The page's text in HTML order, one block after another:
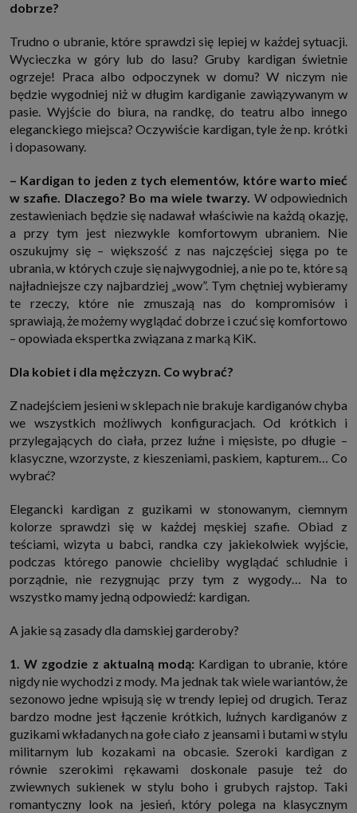
http://www.sagier.pl/
danych osobowych będą także nasi Zaufani Partnerzy. Listę Zaufanych
Partnerów możesz sprawdzić w każdym momencie na stronie naszej
polityki prywatnościi tam też zmodyfikować lub cofnąć swoje zgody.
Podstawa i cel przetwarzania
Twoje dane przetwarzamy w następujących celach:
1. Jeśli zawieramy z Tobą umowę o realizację danej usługi (np. usługi
zapewniającej Ci możliwość zapoznania się z jednym z naszych serwisów
w oparciu o treść regulaminu tego serwisu), to możemy przetwarzać
2. Zapewnianie bezpieczeństwa usługi (np. sprawdzenie, czy do Twojego
konta nie loguje się nieuprawniona osoba), dokonanie pomiarów
statystycznych, ulepszanie naszych usług i dopasowanie ich do potrzeb i
wygody użytkowników (np. personalizowanie treści w usługach), jak
interesujesz się motoryzacją i oglądasz artykuły w biznesistyl.pl lub na
innych stronach internetowych, to możemy Ci wyświetlić reklamę
dotyczącą artykułu w serwisie biznesistyl.pl/automoto. Takie
przetwarzanie danych to realizacja naszych prawnie uzasadnionych
interesów.
3. Za Twoją zgodą usługi marketingowe dostarczą Ci nasi Zaufani
Partnerzy oraz my dla podmiotów trzecich. Aby móc pokazać interesujące
Cię reklamy (np. produktu, którego możesz potrzebować) reklamodawcy i
ich przedstawiciele chcieliby mieć możliwość przetwarzania Twoich
internetowymi. Udzielenie takiej zgody jest dobrowolne, nie musisz jej
udzielać, nie pozbawi Cię to dostępu do naszych usług. Masz również
momencie.
Twoje dane przetwarzane będą do czasu istnienia podstawy do ich
przetwarzania, czyli w przypadku udzielenia zgody do momentu jej
cofnięcia, ograniczenia lub innych działań z Twojej strony ograniczających
tę zgodę, w przypadku niezbędności danych do wykonania umowy, przez
czas jej wykonywania i ewentualnie okres przedawnienia roszczeń z niej
(zwykle nie więcej niż 3 lata, a maksymalnie 10 lat), a w przypadku, gdy
do czasu zgłoszenia przez Ciebie skutecznego sprzeciwu.
Przekazywanie danych
Administratorzy danych mogą powierzać Twoje dane podwykonawcom IT,
księgowym, agencjom marketingowym etc. Zrobią to jedynie na
podstawie umowy o powierzenie przetwarzania danych zobowiązującej
taki podmiot do odpowiedniego zabezpieczenia danych i niekorzystania z
Na naszych stronach używamy znaczników internetowych takich jak pliki
np. cookie lub local storage do zbierania i przetwarzania danych
ruchu na stronach, aplikacjach i w Internecie. W ten sposób technologię tę
Partnerzy, którzy także chcą dopasowywać reklamy do Twoich preferencji.
Cookies to dane informatyczne zapisywane w plikach i przechowywane na
Twoim urządzeniu końcowym (tj. twój komputer, tablet, smartphone itp.),
które przeglądarka wysyła do serwera przy każdorazowym wejściu na
stronę z tego urządzenia, podczas gdy odwiedzasz strony w Internecie.
Szczegółową informację na temat plików cookie i ich funkcjonowania
znajdzieszpod tym linkiem . Pod tym linkiem znajdziesz także informację
o tym jak zmienić ustawienia przeglądarki, aby ograniczyć lub wyłączyć
funkcjonowanie plików cookies itp. oraz jak usunąć takie pliki z Twojego
urządzenia.
dobrze?
Trudno o ubranie, które sprawdzi się lepiej w każdej sytuacji.
Wycieczka w góry lub do lasu? Gruby kardigan świetnie
ogrzeje! Praca albo odpoczynek w domu? W niczym nie
będzie wygodniej niż w długim kardiganie zawiązywanym w
pasie. Wyjście do biura, na randkę, do teatru albo innego
eleganckiego miejsca? Oczywiście kardigan, tyle że np. krótki
i dopasowany.
– Kardigan to jeden z tych elementów, które warto mieć
w szafie. Dlaczego? Bo ma wiele twarzy. W odpowiednich
zestawieniach będzie się nadawał właściwie na każdą okazję,
a przy tym jest niezwykle komfortowym ubraniem. Nie
oszukujmy się – większość z nas najczęściej sięga po te
ubrania, w których czuje się najwygodniej, a nie po te, które są
najładniejsze czy najbardziej „wow”. Tym chętniej wybieramy
te rzeczy, które nie zmuszają nas do kompromisów i
sprawiają, że możemy wyglądać dobrze i czuć się komfortowo
– opowiada ekspertka związana z marką KiK.
Dla kobiet i dla mężczyzn. Co wybrać?
Z nadejściem jesieni w sklepach nie brakuje kardiganów chyba
we wszystkich możliwych konfiguracjach. Od krótkich i
przylegających do ciała, przez luźne i mięsiste, po długie –
klasyczne, wzorzyste, z kieszeniami, paskiem, kapturem… Co
wybrać?
Elegancki kardigan z guzikami w stonowanym, ciemnym
kolorze sprawdzi się w każdej męskiej szafie. Obiad z
teściami, wizyta u babci, randka czy jakiekolwiek wyjście,
podczas którego panowie chcieliby wyglądać schludnie i
porządnie, nie rezygnując przy tym z wygody… Na to
wszystko mamy jedną odpowiedź: kardigan.
A jakie są zasady dla damskiej garderoby?
1. W zgodzie z aktualną modą: Kardigan to ubranie, które
nigdy nie wychodzi z mody. Ma jednak tak wiele wariantów, że
sezonowo jedne wpisują się w trendy lepiej od drugich. Teraz
bardzo modne jest łączenie krótkich, luźnych kardiganów z
guzikami wkładanych na gołe ciało z jeansami i butami w stylu
militarnym lub kozakami na obcasie. Szeroki kardigan z
równie szerokimi rękawami doskonale pasuje też do
zwiewnych sukienek w stylu boho i grubych rajstop. Taki
romantyczny look na jesień, który polega na klasycznym